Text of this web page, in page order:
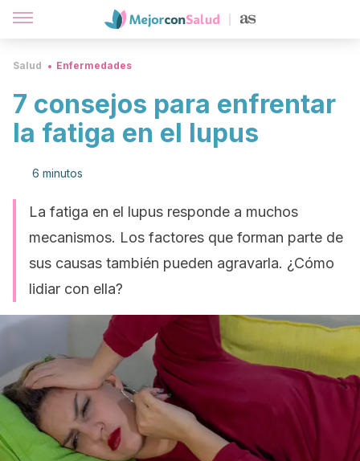
Salud Enfermedades
7 consejos para enfrentar
la fatiga en el lupus
6 minutos
La fatiga en el lupus responde a muchos
mecanismos. Los factores que forman parte de
sus causas también pueden agravarla. ¿Cómo
lidiar con ella?